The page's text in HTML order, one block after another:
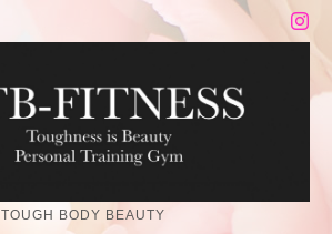
TOUGH BODY BEAUTY